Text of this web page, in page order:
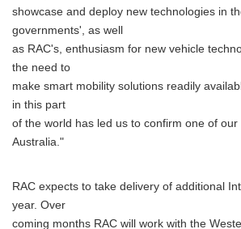
showcase and deploy new technologies in
governments', as well
as RAC's, enthusiasm for new vehicle
the need to
make smart mobility solutions readily
in this part
of the world has led us to confirm one of
Australia."
RAC expects to take delivery of additional
year. Over
coming months RAC will work with the